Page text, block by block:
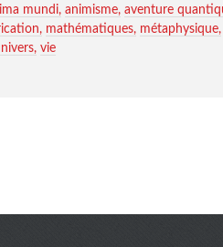
mundi animisme aventure
mathématiques métaphysique
vie